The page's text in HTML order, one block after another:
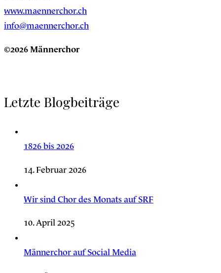
www.maennerchor.ch
info@maennerchor.ch
©2026 Männerchor
Letzte Blogbeiträge
1826 bis 2026
14. Februar 2026
Wir sind Chor des Monats auf SRF
10. April 2025
Männerchor auf Social Media